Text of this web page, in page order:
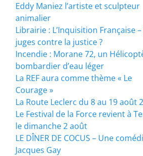
Eddy Maniez l’artiste et sculpteur
animalier
Librairie : L’Inquisition Française –
juges contre la justice ?
Incendie : Morane 72, un
bombardier d’eau léger
La REF aura comme thème « Le
Courage »
La Route Leclerc du 8 au 19 août
Le Festival de la Force revient à
le dimanche 2 août
LE DÎNER DE COCUS – Une
Jacques Gay